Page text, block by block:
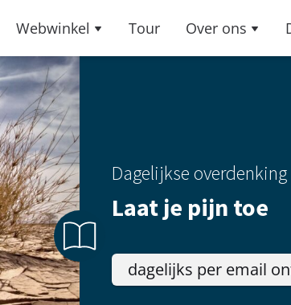
Webwinkel Tour Over ons
Dagelijkse overdenking
Laat je pijn toe
dagelijks per email